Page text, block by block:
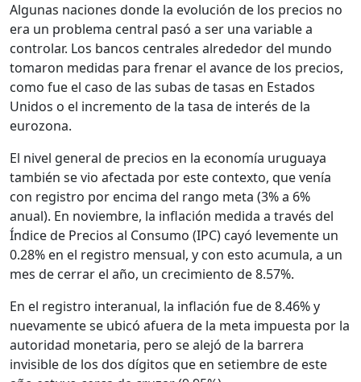
Algunas naciones donde la evolución de los precios no
era un problema central pasó a ser una variable a
controlar. Los bancos centrales alrededor del mundo
tomaron medidas para frenar el avance de los precios,
como fue el caso de las subas de tasas en Estados
Unidos o el incremento de la tasa de interés de la
eurozona.
El nivel general de precios en la economía uruguaya
también se vio afectada por este contexto, que venía
con registro por encima del rango meta (3% a 6%
anual). En noviembre, la inflación medida a través del
Índice de Precios al Consumo (IPC) cayó levemente un
0.28% en el registro mensual, y con esto acumula, a un
mes de cerrar el año, un crecimiento de 8.57%.
En el registro interanual, la inflación fue de 8.46% y
nuevamente se ubicó afuera de la meta impuesta por la
autoridad monetaria, pero se alejó de la barrera
invisible de los dos dígitos que en setiembre de este